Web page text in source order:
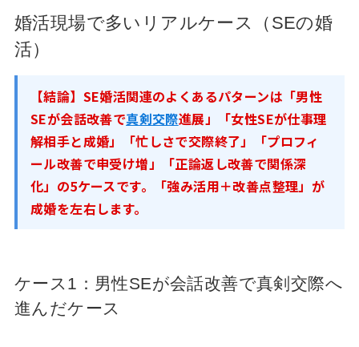
婚活現場で多いリアルケース（SEの婚
活）
【結論】SE婚活関連のよくあるパターンは「男性
SEが会話改善で真剣交際進展」「女性SEが仕事理
解相手と成婚」「忙しさで交際終了」「プロフィ
ール改善で申受け増」「正論返し改善で関係深
化」の5ケースです。「強み活用＋改善点整理」が
成婚を左右します。
ケース1：男性SEが会話改善で真剣交際へ
進んだケース